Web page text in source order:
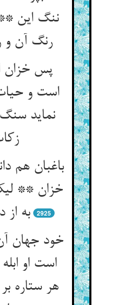
ننگ این **
رنگ آن و رنگ این‌‌
پس خزان
است و
نماید
باغبان هم
خزان **
2925
خود جهان
است او
هر ستاره